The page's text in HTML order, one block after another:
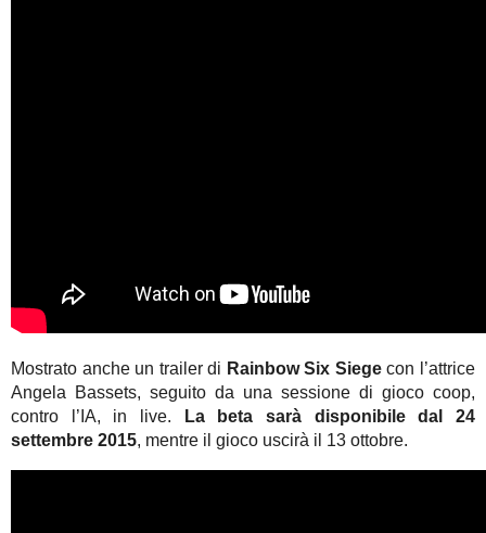
Mostrato anche un trailer di Rainbow Six Siegecon l’attrice
Angela Bassets, seguito da una sessione di gioco coop,
contro l’IA, in live.
La beta sarà disponibile dal 24
settembre 2015, mentre il gioco uscirà il 13 ottobre.